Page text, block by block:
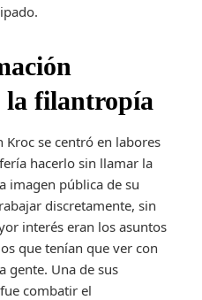
la filantropía
se centró en labores
hacerlo sin llamar la
imagen pública de su
discretamente, sin
interés eran los asuntos
que tenían que ver con
gente. Una de sus
combatir el